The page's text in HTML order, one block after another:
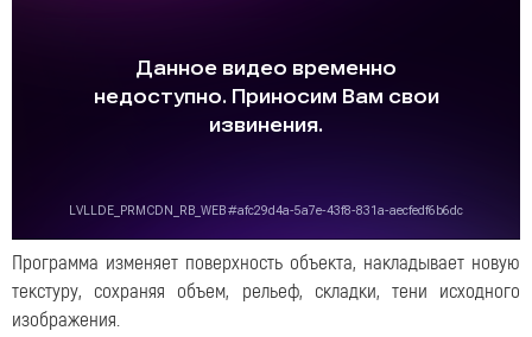
Программа изменяет поверхность объекта, накладывает новую
текстуру, сохраняя объем, рельеф, складки, тени исходного
изображения.